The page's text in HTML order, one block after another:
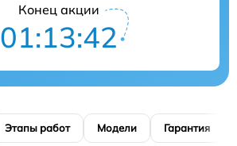
Конец акции
01:13:41
Этапы работ Модели Гарантия